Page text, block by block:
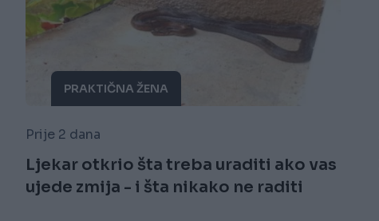
PRAKTIČNA ŽENA
Prije 2 dana
Ljekar otkrio šta treba uraditi ako vas
ujede zmija - i šta nikako ne raditi